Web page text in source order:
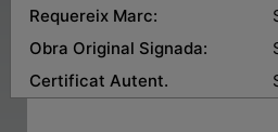
Requereix Marc:
Obra Original Signada:
Certificat Autent.